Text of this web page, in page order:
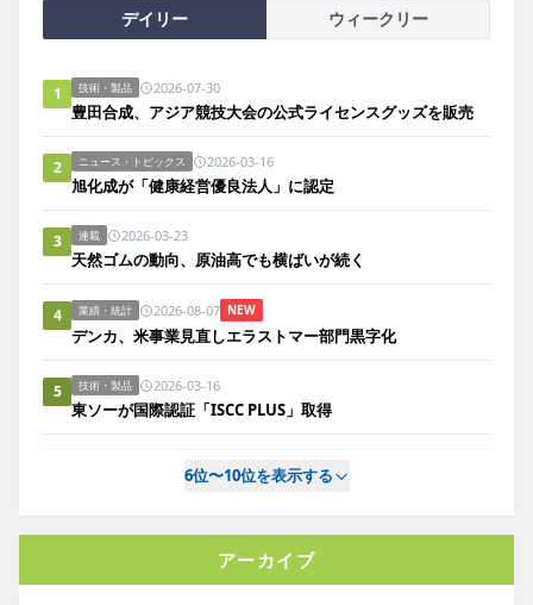
デイリー ウィークリー
1 技術・製品 2026-07-30
豊田合成、アジア競技大会の公式ライセンスグッズを販売
2 ニュース・トピックス 2026-03-16
旭化成が「健康経営優良法人」に認定
3 連載 2026-03-23
天然ゴムの動向、原油高でも横ばいが続く
4 業績・統計 2026-08-07 NEW
デンカ、米事業見直しエラストマー部門黒字化
5 技術・製品 2026-03-16
東ソーが国際認証「ISCC PLUS」取得
6位〜10位を表示する
アーカイブ